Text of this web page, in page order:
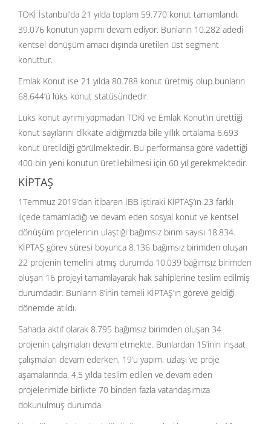
TOKİ İstanbul’da 21 yılda toplam 59.770 konut tamamlandı,
39.076 konutun yapımı devam ediyor. Bunların 10.282 adedi
kentsel dönüşüm amacı dışında üretilen üst segment
konuttur.
Emlak Konut ise 21 yılda 80.788 konut üretmiş olup bunların
68.644’ü lüks konut statüsündedir.
Lüks konut ayrımı yapmadan TOKİ ve Emlak Konut’ın ürettiği
konut sayılarını dikkate aldığımızda bile yıllık ortalama 6.693
konut üretildiği görülmektedir. Bu performansa göre vadettiği
400 bin yeni konutun üretilebilmesi için 60 yıl gerekmektedir.
KİPTAŞ
1Temmuz 2019’dan itibaren İBB iştiraki KİPTAŞ’ın 23 farklı
ilçede tamamladığı ve devam eden sosyal konut ve kentsel
dönüşüm projelerinin ulaştığı bağımsız birim sayısı 18.834.
KİPTAŞ görev süresi boyunca 8.136 bağımsız birimden oluşan
22 projenin temelini atmış durumda 10.039 bağımsız birimden
oluşan 16 projeyi tamamlayarak hak sahiplerine teslim edilmiş
durumdadır. Bunların 8’inin temeli KİPTAŞ’ın göreve geldiği
dönemde atıldı.
Sahada aktif olarak 8.795 bağımsız birimden oluşan 34
projenin çalışmaları devam etmekte. Bunlardan 15’inin inşaat
çalışmaları devam ederken, 19’u yapım, uzlaşı ve proje
aşamalarında. 4,5 yılda teslim edilen ve devam eden
projelerimizle birlikte 70 binden fazla vatandaşımıza
dokunulmuş durumda.